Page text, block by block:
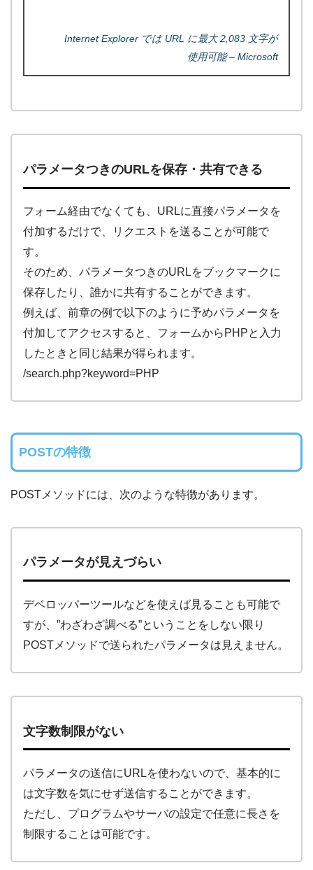
Internet Explorer では URL に最大 2,083 文字が
使用可能 – Microsoft
パラメータつきのURLを保存・共有できる
フォーム経由でなくても、URLに直接パラメータを
付加するだけで、リクエストを送ることが可能で
す。
そのため、パラメータつきのURLをブックマークに
保存したり、誰かに共有することができます。
例えば、前章の例で以下のように予めパラメータを
付加してアクセスすると、フォームからPHPと入力
したときと同じ結果が得られます。
/search.php?keyword=PHP
POSTの特徴
POSTメソッドには、次のような特徴があります。
パラメータが見えづらい
デベロッパーツールなどを使えば見ることも可能で
すが、”わざわざ調べる”ということをしない限り
POSTメソッドで送られたパラメータは見えません。
文字数制限がない
パラメータの送信にURLを使わないので、基本的に
は文字数を気にせず送信することができます。
ただし、プログラムやサーバの設定で任意に長さを
制限することは可能です。